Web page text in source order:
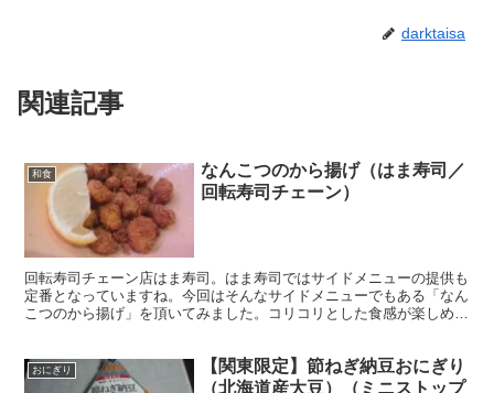
darktaisa
関連記事
和食
なんこつのから揚げ（はま寿司／
回転寿司チェーン）
回転寿司チェーン店はま寿司。はま寿司ではサイドメニューの提供も
定番となっていますね。今回はそんなサイドメニューでもある「なん
こつのから揚げ」を頂いてみました。コリコリとした食感が楽しめ
おにぎり
【関東限定】節ねぎ納豆おにぎり
（北海道産大豆）（ミニストップ